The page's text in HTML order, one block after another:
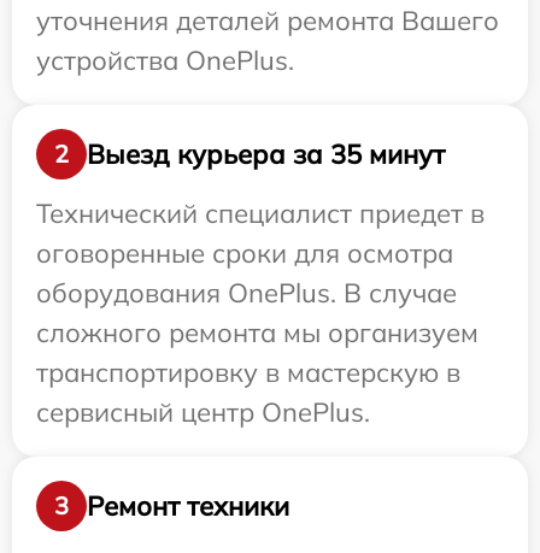
уточнения деталей ремонта Вашего
устройства OnePlus.
2
Выезд курьера за 35 минут
Технический специалист приедет в
оговоренные сроки для осмотра
оборудования OnePlus. В случае
сложного ремонта мы организуем
транспортировку в мастерскую в
сервисный центр OnePlus.
3
Ремонт техники